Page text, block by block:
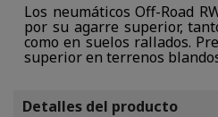
Los neumáticos Off-Road
por su agarre superior,
como en suelos rallados.
superior en terrenos
Detalles del producto